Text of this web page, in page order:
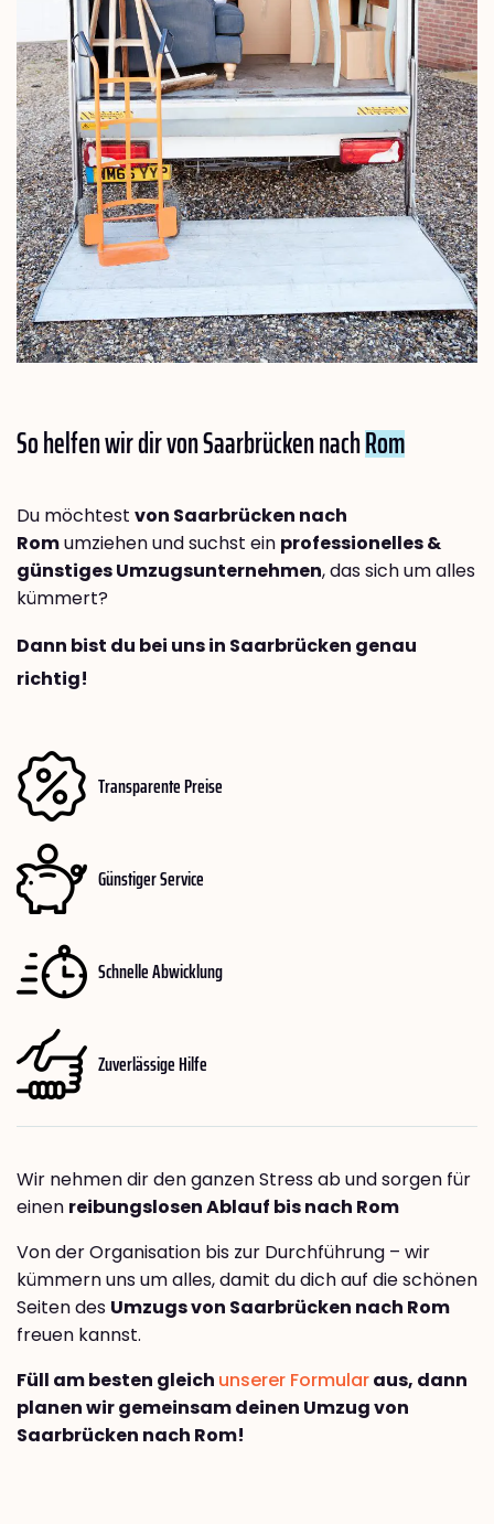
So helfen wir dir von Saarbrücken nachRom
Du möchtest von Saarbrücken nach
Romumziehen und suchst ein professionelles &
günstiges Umzugsunternehmen, das sich um alles
kümmert?
Dann bist du bei uns in Saarbrücken genau
richtig!
Transparente Preise
Günstiger Service
Schnelle Abwicklung
Zuverlässige Hilfe
Wir nehmen dir den ganzen Stress ab und sorgen für
einen reibungslosen Ablauf bis nach Rom
Von der Organisation bis zur Durchführung – wir
kümmern uns um alles, damit du dich auf die schönen
Seiten des Umzugs von Saarbrücken nach Rom
freuen kannst.
Füll am besten gleich unserer Formularaus, dann
planen wir gemeinsam deinen Umzug von
Saarbrücken nach Rom!